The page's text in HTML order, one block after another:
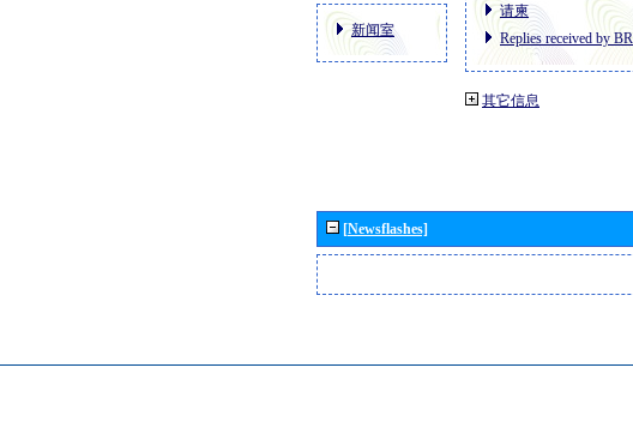
新闻室
请柬
Replies received by BR
其它信息
[Newsflashes]